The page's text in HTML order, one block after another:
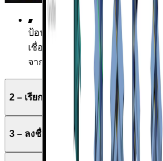
ป้อนข้อมูลชิ้นส่วนและประเภทห
เชื่อมต่อที่คล้ายกันซึ่งมีรูปทรงเร
จาก Viewer
2 – เรียกดูฐานข้อมูล
3 – ลงชื่อเข้าใช้หรือสร้างบัญชี